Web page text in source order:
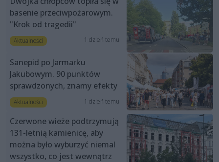
basenie przeciwpożarowym.
"Krok od tragedii"
Aktualności 1 dzień temu
Sanepid po Jarmarku
Jakubowym. 90 punktów
sprawdzonych, znamy efekty
Aktualności 1 dzień temu
Czerwone wieże podtrzymują
131-letnią kamienicę, aby
można było wyburzyć niemal
wszystko, co jest wewnątrz